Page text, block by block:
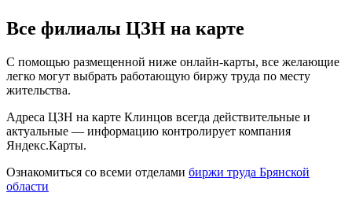
Все филиалы ЦЗН на карте
С помощью размещенной ниже онлайн-карты, все желающие
легко могут выбрать работающую биржу труда по месту
жительства.
Адреса ЦЗН на карте Клинцов всегда действительные и
актуальные — информацию контролирует компания
Яндекс.Карты.
Ознакомиться со всеми отделами биржи труда Брянской
области